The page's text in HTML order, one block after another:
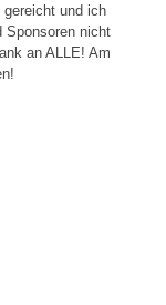
und ich
Sponsoren nicht
an ALLE! Am